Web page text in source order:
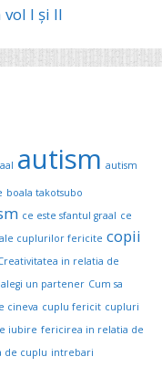
I și II
autism autism
boala takotsubo
ce este sfantul graal ce
cuplurilor fericite copii
in relatia de
un partener Cum sa
cineva cuplu fericit cupluri
iubire fericirea in relatia de
de cuplu intrebari